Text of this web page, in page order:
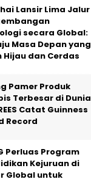
Lansir Lima Jalur
secara Global:
Masa Depan yang
Hijau dan Cerdas
Pamer Produk
Terbesar di Dunia
Catat Guinness
Record
Perluas Program
Kejuruan di
Global untuk